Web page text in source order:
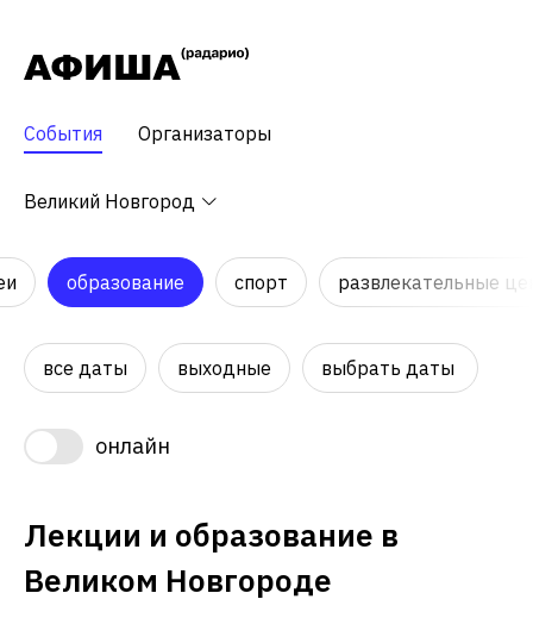
События Организаторы
Великий Новгород
образование спорт развлекательные
все даты выходные выбрать даты
онлайн
Лекции и образование в
Великом Новгороде